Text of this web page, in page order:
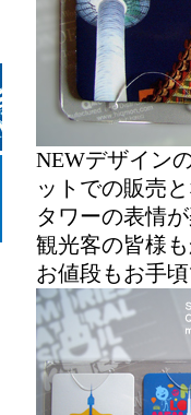
NEWデザイン
ットでの販売
タワーの表情
観光客の皆様
お値段もお手